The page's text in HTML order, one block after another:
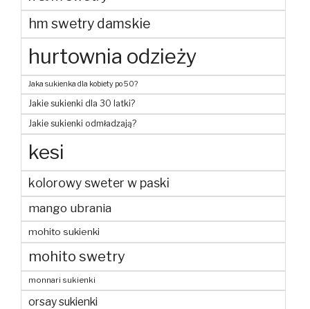
hm swetry damskie
hurtownia odzieży
Jaka sukienka dla kobiety po 50?
Jakie sukienki dla 30 latki?
Jakie sukienki odmładzają?
kesi
kolorowy sweter w paski
mango ubrania
mohito sukienki
mohito swetry
monnari sukienki
orsay sukienki